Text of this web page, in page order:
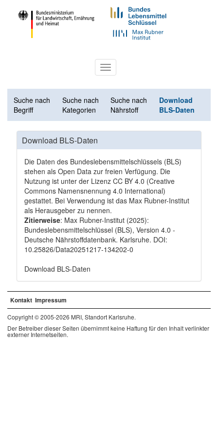
Toggle
navigation
Suche nach
Begriff
Suche nach
Kategorien
Suche nach
Nährstoff
Download
BLS-Daten
Download BLS-Daten
Die Daten des Bundeslebensmittelschlüssels (BLS)
stehen als Open Data zur freien Verfügung. Die
Nutzung ist unter der Lizenz CC BY 4.0 (Creative
Commons Namensnennung 4.0 International)
gestattet. Bei Verwendung ist das Max Rubner-Institut
als Herausgeber zu nennen.
Zitierweise: Max Rubner-Institut (2025):
Bundeslebensmittelschlüssel (BLS), Version 4.0 -
Deutsche Nährstoffdatenbank. Karlsruhe. DOI:
10.25826/Data20251217-134202-0
Download BLS-Daten
Kontakt Impressum
Copyright © 2005-2026 MRI, Standort Karlsruhe.
Der Betreiber dieser Seiten übernimmt keine Haftung für den Inhalt verlinkter
externer Internetseiten.